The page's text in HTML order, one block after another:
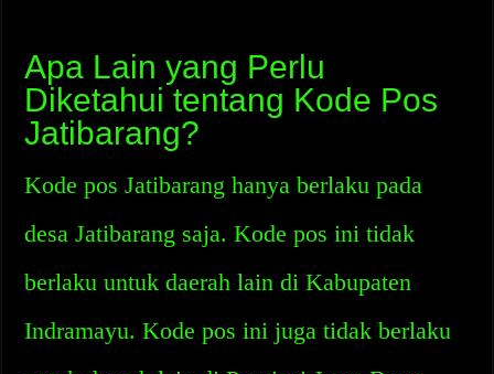
Apa Lain yang Perlu
Diketahui tentang Kode Pos
Jatibarang?
Kode pos Jatibarang hanya berlaku pada
desa Jatibarang saja. Kode pos ini tidak
berlaku untuk daerah lain di Kabupaten
Indramayu. Kode pos ini juga tidak berlaku